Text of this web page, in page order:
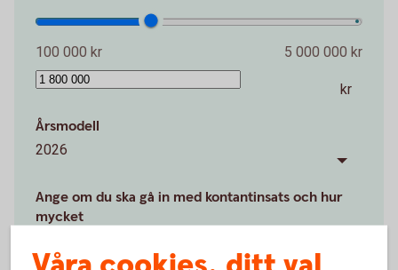
100 000 kr 5 000 000 kr
kr
Årsmodell
2026
Ange om du ska gå in med kontantinsats och hur
mycket
Värdet av kontantinsatsen är
20 %